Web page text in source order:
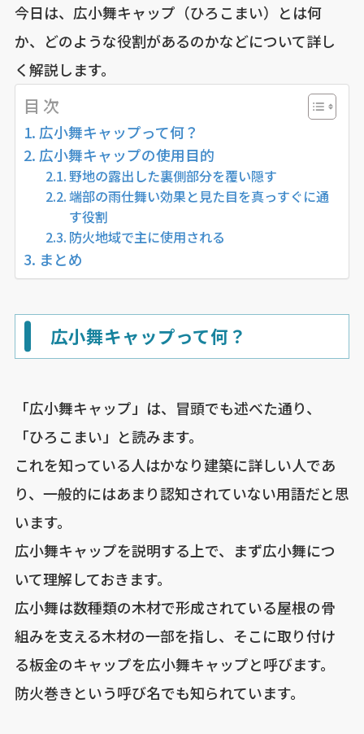
今日は、広小舞キャップ（ひろこまい）とは何
か、どのような役割があるのかなどについて詳し
く解説します。
目 次
広小舞キャップって何？
広小舞キャップの使用目的
野地の露出した裏側部分を覆い隠す
端部の雨仕舞い効果と見た目を真っすぐに通
す役割
防火地域で主に使用される
まとめ
広小舞キャップって何？
「広小舞キャップ」は、冒頭でも述べた通り、
「ひろこまい」と読みます。
これを知っている人はかなり建築に詳しい人であ
り、一般的にはあまり認知されていない用語だと思
います。
広小舞キャップを説明する上で、まず広小舞につ
いて理解しておきます。
広小舞は数種類の木材で形成されている屋根の骨
組みを支える木材の一部を指し、そこに取り付け
る板金のキャップを広小舞キャップと呼びます。
防火巻きという呼び名でも知られています。